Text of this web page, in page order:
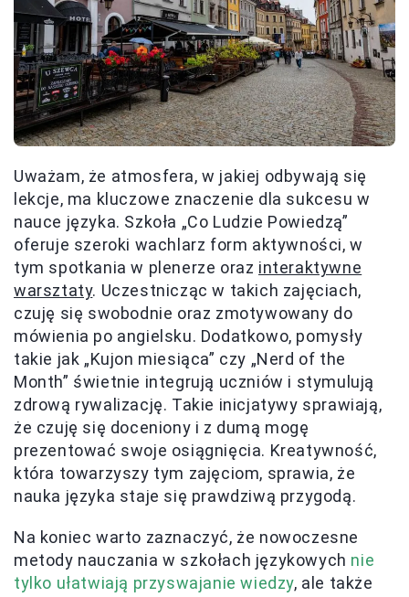
Uważam, że atmosfera, w jakiej odbywają się
lekcje, ma kluczowe znaczenie dla sukcesu w
nauce języka. Szkoła „Co Ludzie Powiedzą”
oferuje szeroki wachlarz form aktywności, w
tym spotkania w plenerze oraz interaktywne
warsztaty. Uczestnicząc w takich zajęciach,
czuję się swobodnie oraz zmotywowany do
mówienia po angielsku. Dodatkowo, pomysły
takie jak „Kujon miesiąca” czy „Nerd of the
Month” świetnie integrują uczniów i stymulują
zdrową rywalizację. Takie inicjatywy sprawiają,
że czuję się doceniony i z dumą mogę
prezentować swoje osiągnięcia. Kreatywność,
która towarzyszy tym zajęciom, sprawia, że
nauka języka staje się prawdziwą przygodą.
Na koniec warto zaznaczyć, że nowoczesne
metody nauczania w szkołach językowych nie
tylko ułatwiają przyswajanie wiedzy, ale także